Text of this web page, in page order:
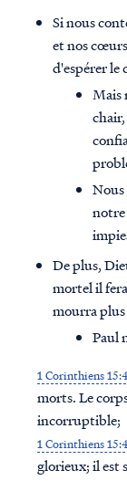
Si nous
et nos
d'espérer le
Mais
De plus,
mortel il
mourra plus
Paul
1 Corinthiens
morts. Le
incorruptible;
1 Corinthiens
glorieux; il est